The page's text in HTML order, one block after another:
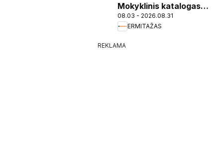
Mokyklinis katalogas
2026
08.03 - 2026.08.31
ERMITAŽAS
REKLAMA